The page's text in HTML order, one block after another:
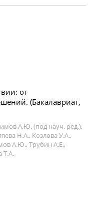
от
(Бакалавриат,
А.Ю. (под науч. ред.),
Н.А., Козлова У.А.,
А.Ю., Трубин А.Е.,
Т.А.